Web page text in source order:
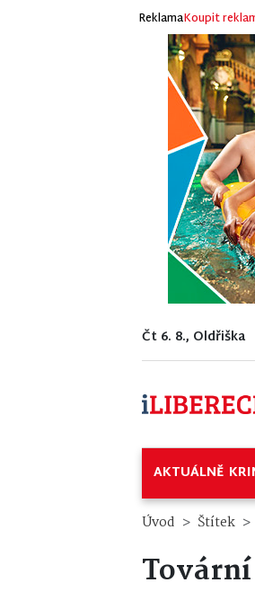
ReklamaKoupit
Čt 6. 8., Oldřiška
AKTUÁLNĚ
Úvod Štítek